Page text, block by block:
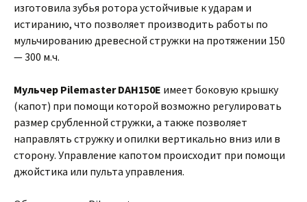
изготовила зубья ротора устойчивые к ударам и
истиранию, что позволяет производить работы по
мульчированию древесной стружки на протяжении 150
— 300 м.ч.
Мульчер Pilemaster DAH150E имеет боковую крышку
(капот) при помощи которой возможно регулировать
размер срубленной стружки, а также позволяет
направлять стружку и опилки вертикально вниз или в
сторону. Управление капотом происходит при помощи
джойстика или пульта управления.